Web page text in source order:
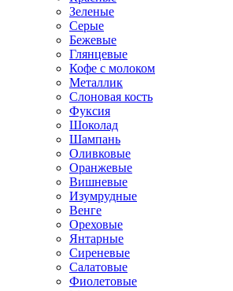
Зеленые
Серые
Бежевые
Глянцевые
Кофе с молоком
Металлик
Слоновая кость
Фуксия
Шоколад
Шампань
Оливковые
Оранжевые
Вишневые
Изумрудные
Венге
Ореховые
Янтарные
Сиреневые
Салатовые
Фиолетовые